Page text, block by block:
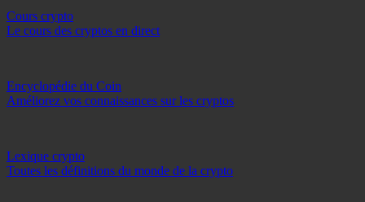
Cours crypto
Le cours des cryptos en direct
Encyclopédie du Coin
Améliorez vos connaissances sur les cryptos
Lexique crypto
Toutes les définitions du monde de la crypto